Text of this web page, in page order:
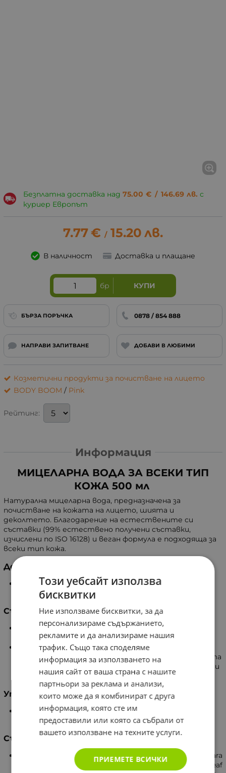
Безплатна доставка над 75.00 € / 146.69 лв. с
куриер Европът
7.77€ / 15.20 лв.
В наличност Доставка и плащане
бр КУПИ
БЪРЗА ПОРЪЧКА 0878 / 854 888
НАПРАВИ ЗАПИТВАНЕ ДОБАВИ В ЛЮБИМИ
Козметични продукти за почистване на лицето
BODY BOOM / Pink
Рейтинг:
Информация
МИЦЕЛАРНА ВОДА ЗА ВСЕКИ ТИП
КОЖА 500 мл
Натурална мицеларна вода, предназначена за
почистване на кожата на лицето, шията и
деколтето. Благодарение на естествените си
съставки (99% естествено получени съставки,
изчислени по ISO 16128) и веган формула е подходяща за
всеки тип кожа.
Действие
Ефективно премахва грима. Почиства кожата от
нечистотии, образувани след дълъг ден.
Съставки:
Хидролатът от портокалов цвят регулира
секрецията на себум, има регенеративен ефект.
Хидролатът от листа на зелен чай успокоява
дразненето и зачервяването, докато трехалозата
помага за поддържането на нужната хидратация и
има антиоксидантни свойства.
Употреба
Нанесете върху памучен тампон, почистете
кожата си и след това изплакнете с хладка вода.
Състав
Aqua (Water), Propanediol, Citrus Aurantium Amara
(Orange) Flower Water, Camellia Sinensis (Tea) Leaf
Този уебсайт използва
бисквитки
Ние използваме бисквитки, за да
персонализираме съдържанието,
рекламите и да анализираме нашия
трафик. Също така споделяме
информация за използването на
нашия сайт от ваша страна с нашите
партньори за реклама и анализи,
които може да я комбинират с друга
информация, която сте им
предоставили или която са събрали от
вашето използване на техните услуги.
ПРИЕМЕТЕ ВСИЧКИ